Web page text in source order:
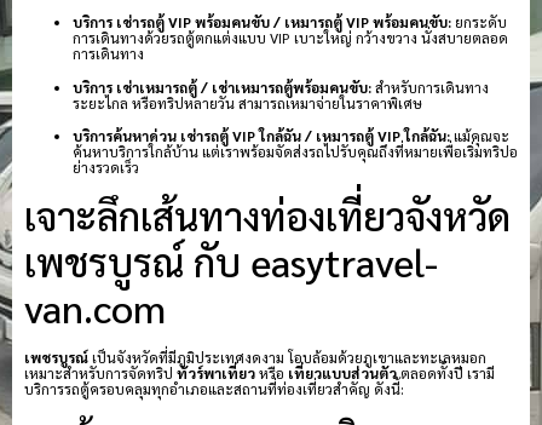
บริการ เช่ารถตู้ VIP พร้อมคนขับ / เหมารถตู้ VIP พร้อมคนขับ: ยกระดับ
การเดินทางด้วยรถตู้ตกแต่งแบบ VIP เบาะใหญ่ กว้างขวาง นั่งสบายตลอด
การเดินทาง
บริการ เช่าเหมารถตู้ / เช่าเหมารถตู้พร้อมคนขับ:สำหรับการเดินทาง
ระยะไกล หรือทริปหลายวัน สามารถเหมาจ่ายในราคาพิเศษ
บริการค้นหาด่วน เช่ารถตู้ VIP ใกล้ฉัน / เหมารถตู้ VIP ใกล้ฉัน:แม้คุณจะ
ค้นหาบริการใกล้บ้าน แต่เราพร้อมจัดส่งรถไปรับคุณถึงที่หมายเพื่อเริ่มทริปอ
ย่างรวดเร็ว
เจาะลึกเส้นทางท่องเที่ยวจังหวัด
เพชรบูรณ์ กับ easytravel-
van.com
เพชรบูรณ์เป็นจังหวัดที่มีภูมิประเทศงดงาม โอบล้อมด้วยภูเขาและทะเลหมอก
เหมาะสำหรับการจัดทริป ทัวร์พาเที่ยวหรือ เที่ยวแบบส่วนตัวตลอดทั้งปี เรามี
บริการรถตู้ครอบคลุมทุกอำเภอและสถานที่ท่องเที่ยวสำคัญ ดังนี้: